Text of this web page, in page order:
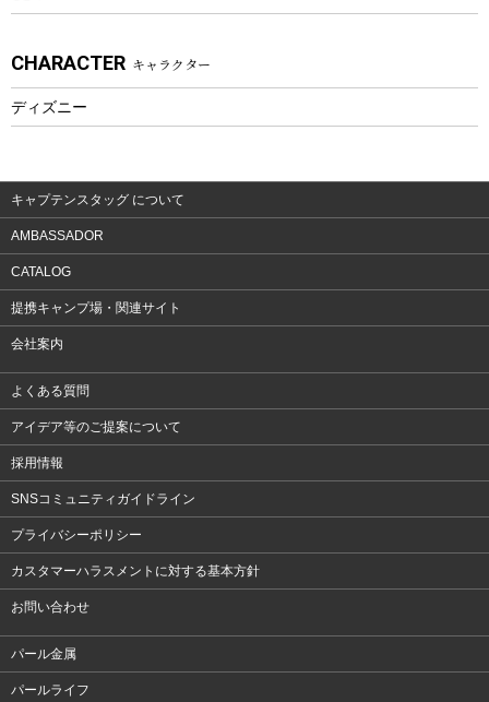
ウェア、タオル
ウェア
CHARACTER キャラクター
ディズニー
キャプテンスタッグ について
AMBASSADOR
CATALOG
提携キャンプ場・関連サイト
会社案内
よくある質問
アイデア等のご提案について
採用情報
SNSコミュニティガイドライン
プライバシーポリシー
カスタマーハラスメントに対する基本方針
お問い合わせ
パール金属
パールライフ